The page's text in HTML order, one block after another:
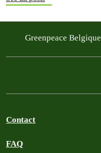
Greenpeace Belgique
Contact
FAQ